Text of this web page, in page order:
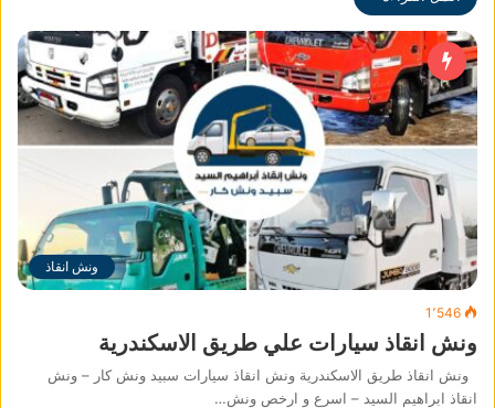
ونش انقاذ
1٬546
ونش انقاذ سيارات علي طريق الاسكندرية
ونش انقاذ طريق الاسكندرية ونش انقاذ سيارات سبيد ونش كار – ونش
انقاذ ابراهيم السيد – اسرع و ارخص ونش…